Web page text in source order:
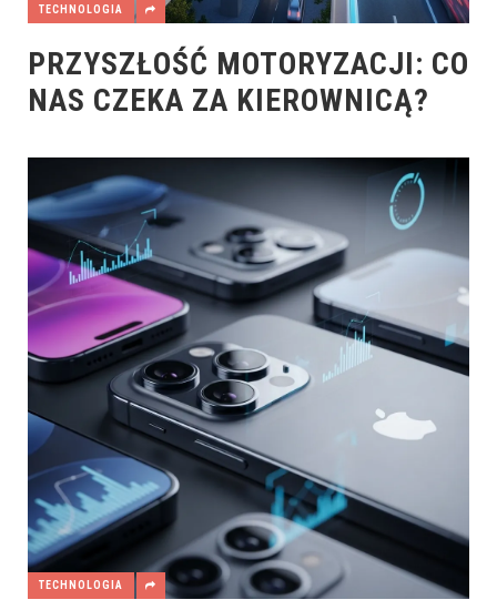
TECHNOLOGIA
PRZYSZŁOŚĆ MOTORYZACJI: CO
NAS CZEKA ZA KIEROWNICĄ?
TECHNOLOGIA